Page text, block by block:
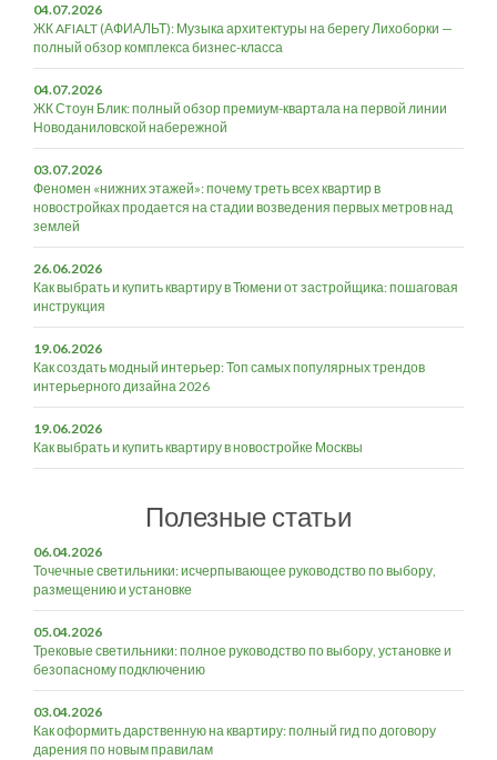
04.07.2026
ЖК AFIALT (АФИАЛЬТ): Музыка архитектуры на берегу Лихоборки —
полный обзор комплекса бизнес-класса
04.07.2026
ЖК Стоун Блик: полный обзор премиум-квартала на первой линии
Новоданиловской набережной
03.07.2026
Феномен «нижних этажей»: почему треть всех квартир в
новостройках продается на стадии возведения первых метров над
землей
26.06.2026
Как выбрать и купить квартиру в Тюмени от застройщика: пошаговая
инструкция
19.06.2026
Как создать модный интерьер: Топ самых популярных трендов
интерьерного дизайна 2026
19.06.2026
Как выбрать и купить квартиру в новостройке Москвы
Полезные статьи
06.04.2026
Точечные светильники: исчерпывающее руководство по выбору,
размещению и установке
05.04.2026
Трековые светильники: полное руководство по выбору, установке и
безопасному подключению
03.04.2026
Как оформить дарственную на квартиру: полный гид по договору
дарения по новым правилам